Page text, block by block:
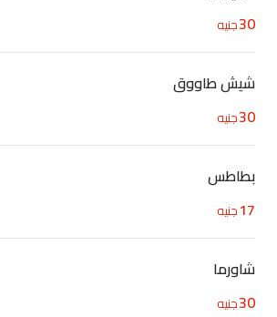
30جنيه
شيش طاووق
30جنيه
بطاطس
17جنيه
شاورما
30جنيه